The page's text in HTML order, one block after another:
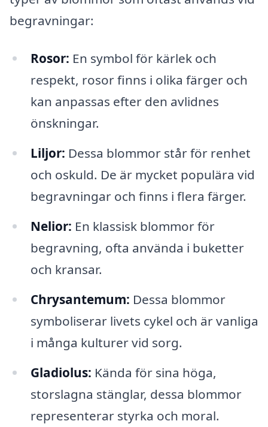
begravningar:
Rosor: En symbol för kärlek och
respekt, rosor finns i olika färger och
kan anpassas efter den avlidnes
önskningar.
Liljor: Dessa blommor står för renhet
och oskuld. De är mycket populära vid
begravningar och finns i flera färger.
Nelior: En klassisk blommor för
begravning, ofta använda i buketter
och kransar.
Chrysantemum: Dessa blommor
symboliserar livets cykel och är vanliga
i många kulturer vid sorg.
Gladiolus: Kända för sina höga,
storslagna stänglar, dessa blommor
representerar styrka och moral.